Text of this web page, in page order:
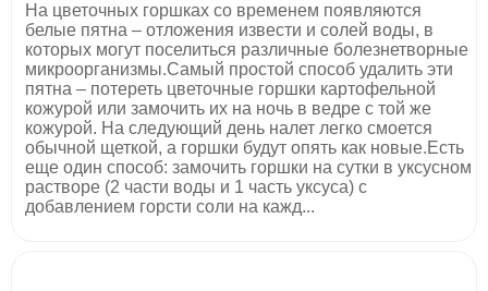
На цветочных горшках со временем появляются
белые пятна – отложения извести и солей воды, в
которых могут поселиться различные болезнетворные
микроорганизмы.Самый простой способ удалить эти
пятна – потереть цветочные горшки картофельной
кожурой или замочить их на ночь в ведре с той же
кожурой. На следующий день налет легко смоется
обычной щеткой, а горшки будут опять как новые.Есть
еще один способ: замочить горшки на сутки в уксусном
растворе (2 части воды и 1 часть уксуса) с
добавлением горсти соли на кажд...